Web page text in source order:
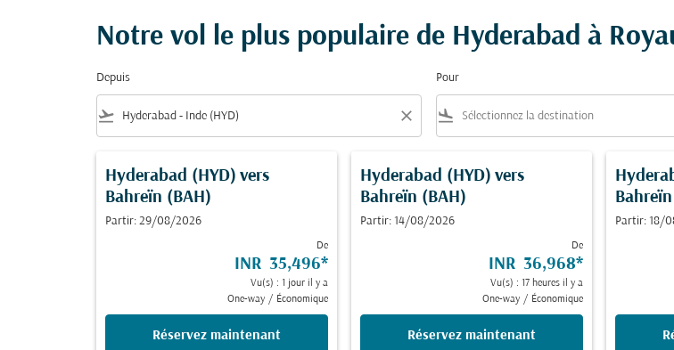
Notre vol le plus populaire de Hyderabad à
Depuis
flight_takeoff close
Pour
flight_land
Hyderabad (HYD) vers
Bahreïn (BAH)
Partir: 29/08/2026
De
INR 35,496*
Vu(s) : 1 jour il y a
One-way / Économique
Réservez maintenant
Hyderabad (HYD) vers
Bahreïn (BAH)
Partir: 14/08/2026
De
INR 36,968*
Vu(s) : 17 heures il y a
One-way / Économique
Réservez maintenant
Partir: 18/